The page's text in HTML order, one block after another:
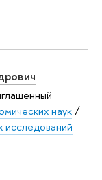
наук/
исследований